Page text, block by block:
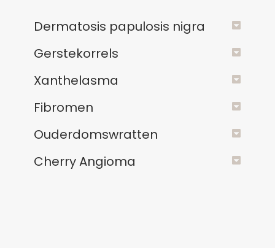
Dermatosis papulosis nigra
Gerstekorrels
Xanthelasma
Fibromen
Ouderdomswratten
Cherry Angioma